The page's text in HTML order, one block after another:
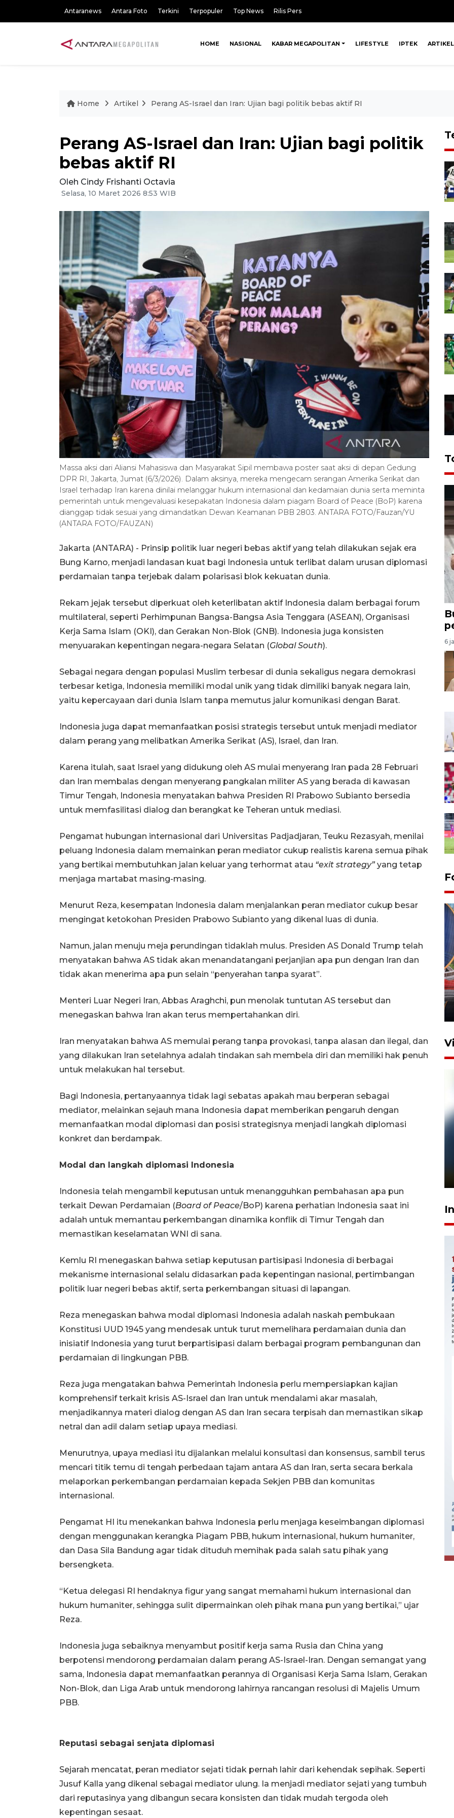
Antaranews Antara Foto Terkini Terpopuler Top News Rilis Pers
HOME NASIONAL KABAR MEGAPOLITAN LIFESTYLE IPTEK ARTIKEL
Home Artikel Perang AS-Israel dan Iran: Ujian bagi politik bebas aktif RI
Perang AS-Israel dan Iran: Ujian bagi politik
bebas aktif RI
Oleh Cindy Frishanti Octavia
Selasa, 10 Maret 2026 8:53 WIB
Massa aksi dari Aliansi Mahasiswa dan Masyarakat Sipil membawa poster saat aksi di depan Gedung
DPR RI, Jakarta, Jumat (6/3/2026). Dalam aksinya, mereka mengecam serangan Amerika Serikat dan
Israel terhadap Iran karena dinilai melanggar hukum internasional dan kedamaian dunia serta meminta
pemerintah untuk mengevaluasi kesepakatan Indonesia dalam piagam Board of Peace (BoP) karena
dianggap tidak sesuai yang dimandatkan Dewan Keamanan PBB 2803. ANTARA FOTO/Fauzan/YU
(ANTARA FOTO/FAUZAN)
Jakarta (ANTARA) - Prinsip politik luar negeri bebas aktif yang telah dilakukan sejak era
Bung Karno, menjadi landasan kuat bagi Indonesia untuk terlibat dalam urusan diplomasi
perdamaian tanpa terjebak dalam polarisasi blok kekuatan dunia.
Rekam jejak tersebut diperkuat oleh keterlibatan aktif Indonesia dalam berbagai forum
multilateral, seperti Perhimpunan Bangsa-Bangsa Asia Tenggara (ASEAN), Organisasi
Kerja Sama Islam (OKI), dan Gerakan Non-Blok (GNB). Indonesia juga konsisten
menyuarakan kepentingan negara-negara Selatan (Global South).
Sebagai negara dengan populasi Muslim terbesar di dunia sekaligus negara demokrasi
terbesar ketiga, Indonesia memiliki modal unik yang tidak dimiliki banyak negara lain,
yaitu kepercayaan dari dunia Islam tanpa memutus jalur komunikasi dengan Barat.
Indonesia juga dapat memanfaatkan posisi strategis tersebut untuk menjadi mediator
dalam perang yang melibatkan Amerika Serikat (AS), Israel, dan Iran.
Karena itulah, saat Israel yang didukung oleh AS mulai menyerang Iran pada 28 Februari
dan Iran membalas dengan menyerang pangkalan militer AS yang berada di kawasan
Timur Tengah, Indonesia menyatakan bahwa Presiden RI Prabowo Subianto bersedia
untuk memfasilitasi dialog dan berangkat ke Teheran untuk mediasi.
Pengamat hubungan internasional dari Universitas Padjadjaran, Teuku Rezasyah, menilai
peluang Indonesia dalam memainkan peran mediator cukup realistis karena semua pihak
yang bertikai membutuhkan jalan keluar yang terhormat atau “exit strategy”yang tetap
menjaga martabat masing-masing.
Menurut Reza, kesempatan Indonesia dalam menjalankan peran mediator cukup besar
mengingat ketokohan Presiden Prabowo Subianto yang dikenal luas di dunia.
Namun, jalan menuju meja perundingan tidaklah mulus. Presiden AS Donald Trump telah
menyatakan bahwa AS tidak akan menandatangani perjanjian apa pun dengan Iran dan
tidak akan menerima apa pun selain “penyerahan tanpa syarat”.
Menteri Luar Negeri Iran, Abbas Araghchi, pun menolak tuntutan AS tersebut dan
menegaskan bahwa Iran akan terus mempertahankan diri.
Iran menyatakan bahwa AS memulai perang tanpa provokasi, tanpa alasan dan ilegal, dan
yang dilakukan Iran setelahnya adalah tindakan sah membela diri dan memiliki hak penuh
untuk melakukan hal tersebut.
Bagi Indonesia, pertanyaannya tidak lagi sebatas apakah mau berperan sebagai
mediator, melainkan sejauh mana Indonesia dapat memberikan pengaruh dengan
memanfaatkan modal diplomasi dan posisi strategisnya menjadi langkah diplomasi
konkret dan berdampak.
Modal dan langkah diplomasi Indonesia
Indonesia telah mengambil keputusan untuk menangguhkan pembahasan apa pun
terkait Dewan Perdamaian (Board of Peace/BoP) karena perhatian Indonesia saat ini
adalah untuk memantau perkembangan dinamika konflik di Timur Tengah dan
memastikan keselamatan WNI di sana.
Kemlu RI menegaskan bahwa setiap keputusan partisipasi Indonesia di berbagai
mekanisme internasional selalu didasarkan pada kepentingan nasional, pertimbangan
politik luar negeri bebas aktif, serta perkembangan situasi di lapangan.
Reza menegaskan bahwa modal diplomasi Indonesia adalah naskah pembukaan
Konstitusi UUD 1945 yang mendesak untuk turut memelihara perdamaian dunia dan
inisiatif Indonesia yang turut berpartisipasi dalam berbagai program pembangunan dan
perdamaian di lingkungan PBB.
Reza juga mengatakan bahwa Pemerintah Indonesia perlu mempersiapkan kajian
komprehensif terkait krisis AS-Israel dan Iran untuk mendalami akar masalah,
menjadikannya materi dialog dengan AS dan Iran secara terpisah dan memastikan sikap
netral dan adil dalam setiap upaya mediasi.
Menurutnya, upaya mediasi itu dijalankan melalui konsultasi dan konsensus, sambil terus
mencari titik temu di tengah perbedaan tajam antara AS dan Iran, serta secara berkala
melaporkan perkembangan perdamaian kepada Sekjen PBB dan komunitas
internasional.
Pengamat HI itu menekankan bahwa Indonesia perlu menjaga keseimbangan diplomasi
dengan menggunakan kerangka Piagam PBB, hukum internasional, hukum humaniter,
dan Dasa Sila Bandung agar tidak dituduh memihak pada salah satu pihak yang
bersengketa.
“Ketua delegasi RI hendaknya figur yang sangat memahami hukum internasional dan
hukum humaniter, sehingga sulit dipermainkan oleh pihak mana pun yang bertikai,” ujar
Reza.
Indonesia juga sebaiknya menyambut positif kerja sama Rusia dan China yang
berpotensi mendorong perdamaian dalam perang AS-Israel-Iran. Dengan semangat yang
sama, Indonesia dapat memanfaatkan perannya di Organisasi Kerja Sama Islam, Gerakan
Non-Blok, dan Liga Arab untuk mendorong lahirnya rancangan resolusi di Majelis Umum
PBB.
Reputasi sebagai senjata diplomasi
Sejarah mencatat, peran mediator sejati tidak pernah lahir dari kehendak sepihak. Seperti
Jusuf Kalla yang dikenal sebagai mediator ulung. Ia menjadi mediator sejati yang tumbuh
dari reputasinya yang dibangun secara konsisten dan tidak mudah tergoda oleh
kepentingan sesaat.
6
Komisi V DPR tinjau
Stasiun Bogor
Ekonomi triwulan II-2026
tumbuh 5,29 persen
2026-08-06 18:45:00